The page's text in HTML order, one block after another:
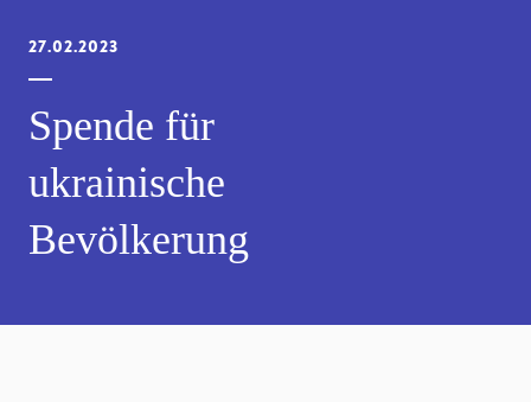
27.02.2023
Spende für
ukrainische
Bevölkerung